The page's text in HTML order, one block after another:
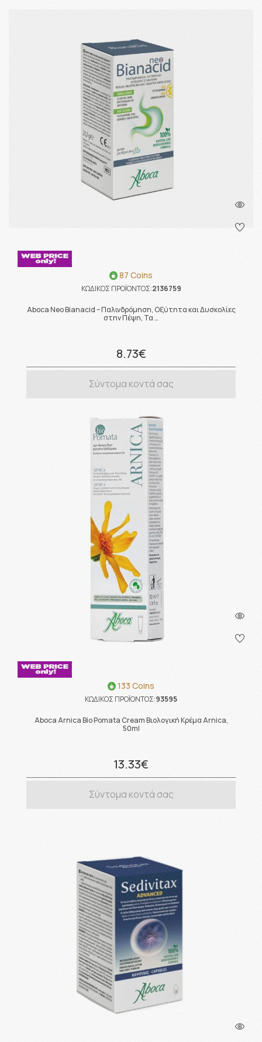
87 Coins
ΚΩΔΙΚΟΣ ΠΡΟΪΟΝΤΟΣ:2136759
Aboca Neo Bianacid – Παλινδρόμηση, Οξύτητα και Δυσκολίες
στην Πέψη, Τα …
8.73€
Σύντομα κοντά σας
133 Coins
ΚΩΔΙΚΟΣ ΠΡΟΪΟΝΤΟΣ:93595
Aboca Arnica Bio Pomata Cream Βιολογική Κρέμα Arnica,
50ml
13.33€
Σύντομα κοντά σας